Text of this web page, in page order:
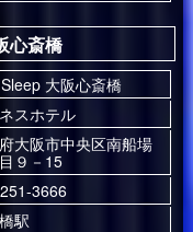
心斎橋
大阪心斎橋
スホテル
大阪市中央区南船場
９－15
3666
駅